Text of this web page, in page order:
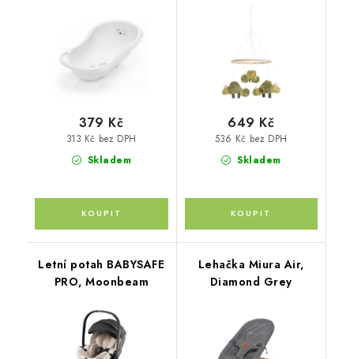
Skladem
313 Kč bez DPH
379 Kč
Skladem
536 Kč bez DPH
649 Kč
Letní potah BABYSAFE
PRO, Moonbeam
Lehačka Miura Air,
Diamond Grey